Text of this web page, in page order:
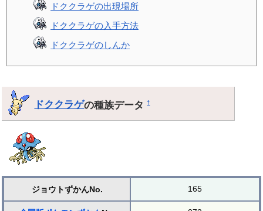
ドククラゲの出現場所
ドククラゲの入手方法
ドククラゲのしんか
ドククラゲの種族データ†
ジョウトずかんNo. 165